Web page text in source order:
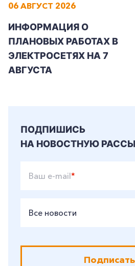
06 АВГУСТ 2026
ИНФОРМАЦИЯ О
ПЛАНОВЫХ РАБОТАХ В
ЭЛЕКТРОСЕТЯХ НА 7
АВГУСТА
ПОДПИШИСЬ
НА НОВОСТНУЮ
Ваш e-mail*
Все новости